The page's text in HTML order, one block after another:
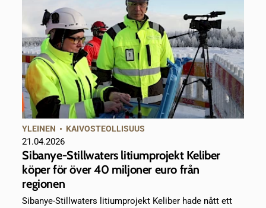
YLEINEN • KAIVOSTEOLLISUUS
21.04.2026
Sibanye-Stillwaters litiumprojekt Keliber
köper för över 40 miljoner euro från
regionen
Sibanye-Stillwaters litiumprojekt Keliber hade nått ett